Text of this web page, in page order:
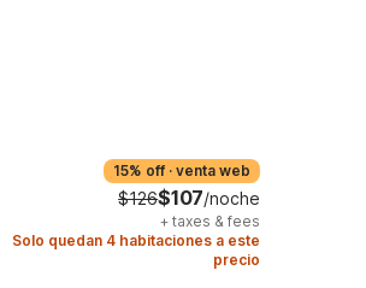
15% off · venta web
$126$107/noche
+ taxes & fees
Solo quedan 4 habitaciones a este
precio